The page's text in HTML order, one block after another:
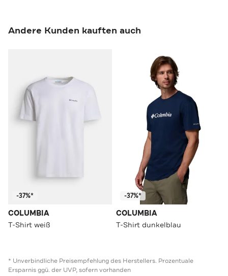
Andere Kunden kauften auch
-37%*
COLUMBIA
T-Shirt weiß
-37%*
COLUMBIA
T-Shirt dunkelblau
* Unverbindliche Preisempfehlung des Herstellers. Prozentuale
Ersparnis ggü. der UVP, sofern vorhanden